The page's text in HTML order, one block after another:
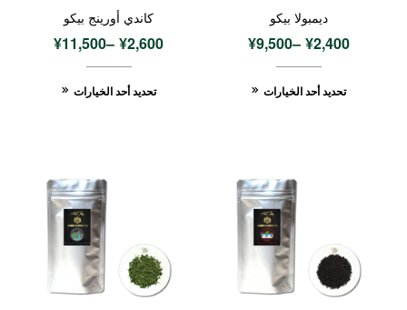
ديمبولا بيكو
¥2,400
–
¥9,500
تحديد أحد الخيارات
كاندي أورينج بيكو
¥2,600
–
¥11,500
تحديد أحد الخيارات